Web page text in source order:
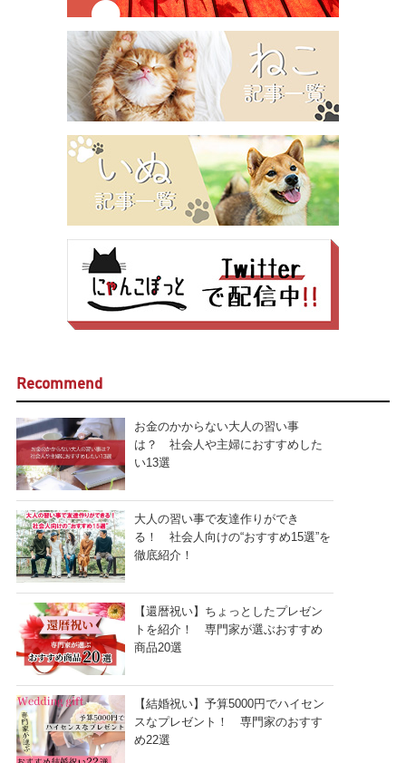
Recommend
お金のかからない大人の習い事
は？ 社会人や主婦におすすめした
い13選
大人の習い事で友達作りができ
る！ 社会人向けの“おすすめ15選”を
徹底紹介！
【還暦祝い】ちょっとしたプレゼン
トを紹介！ 専門家が選ぶおすすめ
商品20選
【結婚祝い】予算5000円でハイセン
スなプレゼント！ 専門家のおすす
め22選